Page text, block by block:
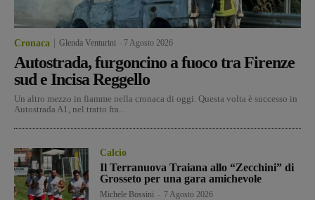
Cronaca Glenda Venturini 7 Agosto 2026
Autostrada, furgoncino a fuoco tra Firenze
sud e Incisa Reggello
Un altro mezzo in fiamme nella cronaca di oggi. Questa volta è successo in
Autostrada A1, nel tratto fra...
Calcio
Il Terranuova Traiana allo “Zecchini” di
Grosseto per una gara amichevole
Michele Bossini 7 Agosto 2026